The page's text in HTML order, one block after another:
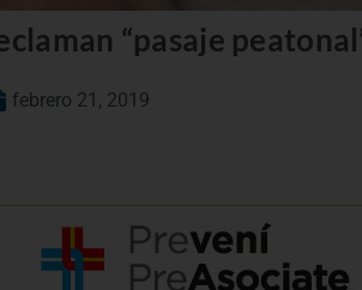
“pasaje
febrero 21, 2019